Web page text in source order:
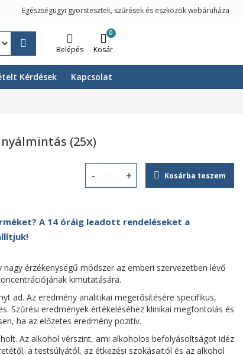
Egészségügyi gyorstesztek, szűrések és eszközök webáruháza
Belépés
0
Kosár
Kérdések Kapcsolat
(25x)
Alkoholszint gyorsteszt -Kosárba teszem
A 14 óráig leadott rendeléseket a
érzékenységű módszer az emberi szervezetben lévő
kimutatására.
ad. Az eredmény analitikai megerősítésére specifikus,
Szűrési eredmények értékeléséhez klinikai megfontolás és
ha az előzetes eredmény pozitív.
Az alkohol vérszint, ami alkoholos befolyásoltságot idéz
a testsúlyától, az étkezési szokásaitól és az alkohol